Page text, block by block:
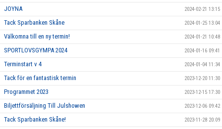
JOYNA 2024-02-21 13:15
Tack Sparbanken Skåne 2024-01-25 13:04
Välkomna till en ny termin! 2024-01-21 10:48
SPORTLOVSGYMPA 2024 2024-01-16 09:41
Terminstart v 4 2024-01-04 11:34
Tack för en fantastisk termin 2023-12-20 11:30
Programmet 2023 2023-12-15 17:30
Biljettförsäljning Till Julshowen 2023-12-06 09:42
Tack Sparbanken Skåne! 2023-11-28 20:09